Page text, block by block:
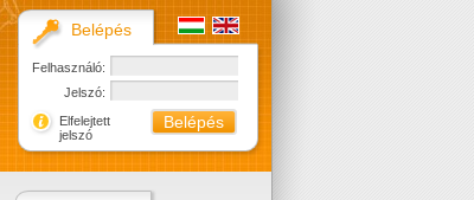
Belépés
Felhasználó:
Jelszó:
Elfelejtett
jelszó